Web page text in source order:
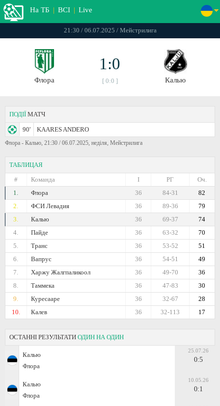
На ТБ | ВСІ | Live
21:30 / 06.07.2025 / Мейстрилига
Флора
1:0
[ 0:0 ] Калью
ПОДІЇ МАТЧ
90' KAARES ANDERO
Флора - Калью, 21:30 / 06.07.2025, неділя, Мейстрилига
ТАБЛИЦАЯ
#
Команда Оч.
РГ
I
1.
Флора 82
84-31
36
2.
ФСИ Левадия 79
89-36
36
3.
Калью 74
69-37
36
4.
Пайде 70
63-32
36
5.
Транс 51
53-52
36
6.
Вапрус 49
54-51
36
7.
Харжу Жалгпаликоол 36
49-70
36
8.
Таммека 30
47-83
36
9.
Куресааре 28
32-67
36
10.
Калев 17
32-113
36
ОСТАННІ РЕЗУЛЬТАТИ ОДИН НА ОДИН
Калью
Флора
25.07.26
0:5
Калью
Флора
10.05.26
0:1